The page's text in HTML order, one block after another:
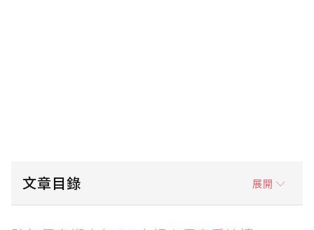
文章目錄 展開
跨年優惠懶人包！4大超商優惠看這邊